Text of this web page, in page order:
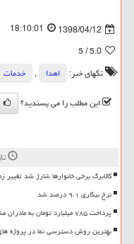
1398/04/12
18:10:01
5.0
/ 5
تگهای خبر:
اهدا , خدمات
این مطلب را می پسندید؟
کالابرگ برخی خانوارها شارژ شد
نرخ بیکاری ۹،۱ درصد شد
پرداخت ۷۸۵ میلیارد تومان به مادران مشمول کارت امید مهر
بهترین روش دسترسی نما در پروژه